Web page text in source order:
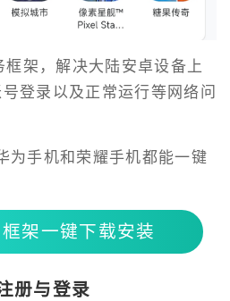
架，解决大陆安卓设备上
登录以及正常运行等网络问
为手机和荣耀手机都能一键
架一键下载安装
册与登录